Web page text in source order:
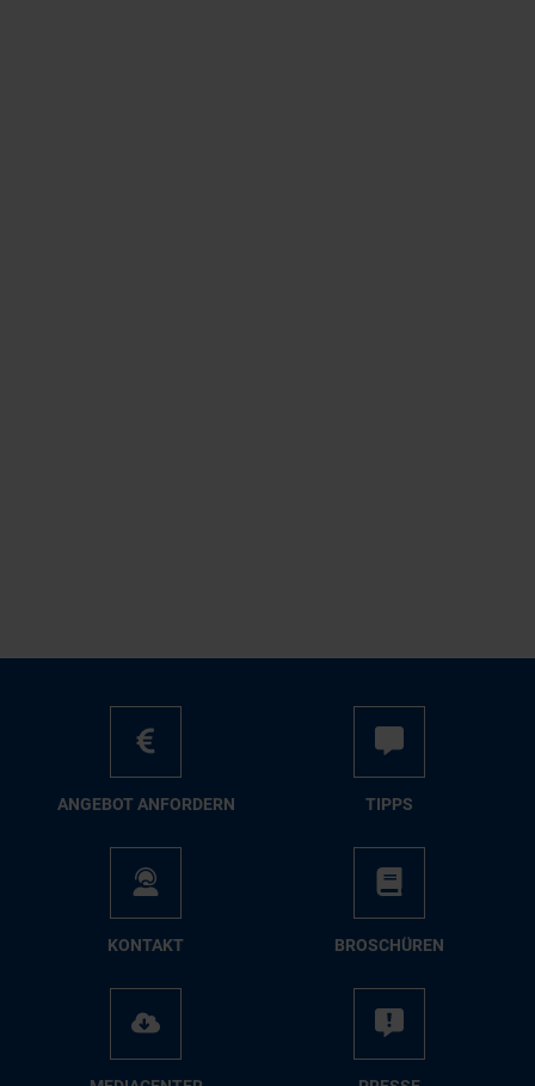
AN­GE­BOT AN­FOR­DERN TIPPS
KON­TAKT BRO­SCHÜ­REN